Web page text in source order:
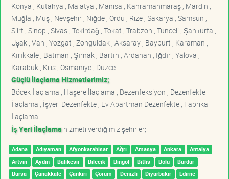
Konya , Kütahya , Malatya , Manisa , Kahramanmaraş , Mardin ,
Muğla , Muş , Nevşehir , Niğde , Ordu , Rize , Sakarya , Samsun ,
Siirt , Sinop , Sivas , Tekirdağ , Tokat , Trabzon , Tunceli , Şanlıurfa ,
Uşak , Van , Yozgat , Zonguldak , Aksaray , Bayburt , Karaman ,
Kırıkkale , Batman , Şırnak , Bartın , Ardahan , Iğdır , Yalova ,
Karabük , Kilis , Osmaniye , Düzce
Güçlü İlaçlama Hizmetlerimiz;
Böcek İlaçlama , Haşere İlaçlama , Dezenfeksiyon , Dezenfekte
İlaçlama , İşyeri Dezenfekte , Ev Apartman Dezenfekte , Fabrika
İlaçlama
İş Yeri İlaçlama hizmeti verdiğimiz şehirler;
Adana Adıyaman Afyonkarahisar Ağrı Amasya Ankara
Antalya
Artvin
Aydın Balıkesir Bilecik Bingöl Bitlis Bolu
Burdur
Bursa
Çanakkale Çankırı Çorum Denizli Diyarbakır Edirne